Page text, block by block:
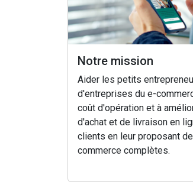
Notre mission
Aider les petits
d'entreprises du e-
coût d'opération et à
d'achat et de livraison en
clients en leur proposant
commerce complètes.